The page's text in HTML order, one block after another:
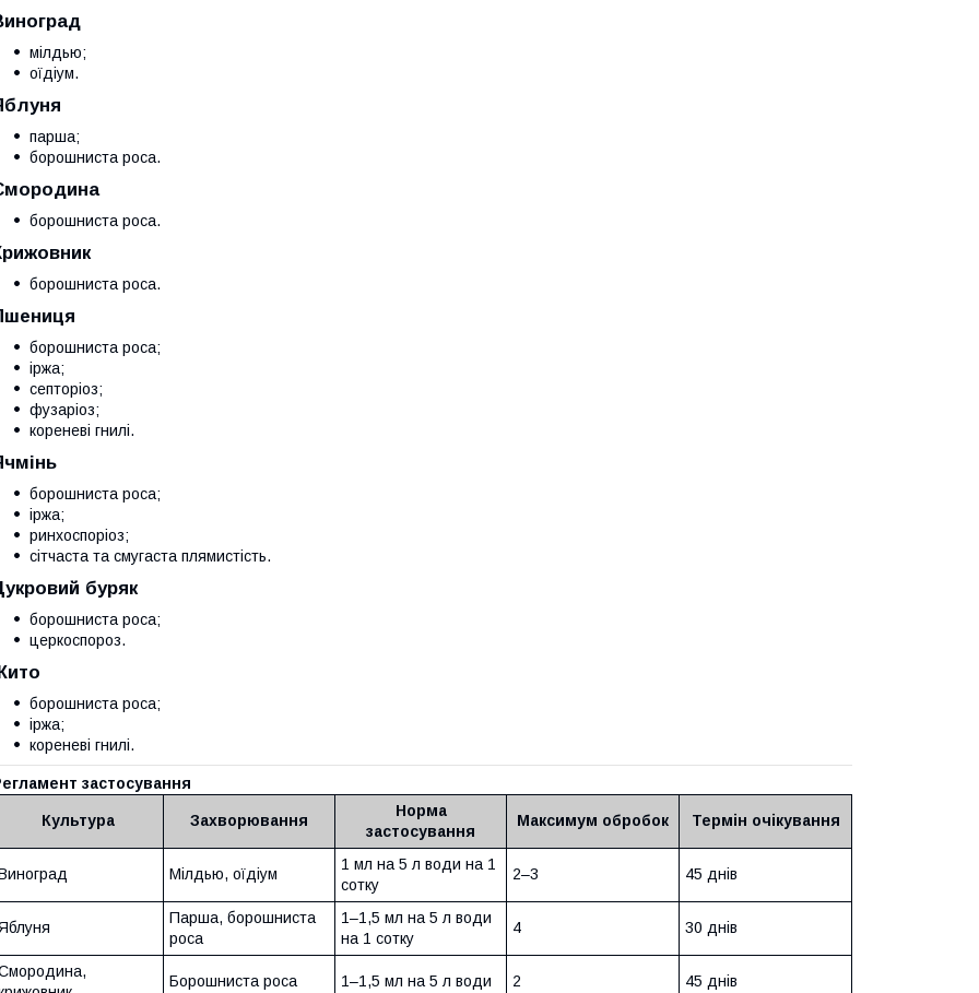
мілдью;
оїдіум.
парша;
борошниста роса.
борошниста роса.
борошниста роса.
борошниста роса;
іржа;
септоріоз;
фузаріоз;
кореневі гнилі.
борошниста роса;
іржа;
ринхоспоріоз;
сітчаста та смугаста плямистість.
буряк
борошниста роса;
церкоспороз.
борошниста роса;
іржа;
кореневі гнилі.
застосування
Культура Захворювання
Норма
застосування
Максимум обробок Термін очікування
Мілдью, оїдіум
1 мл на 5 л води на 1
сотку
2–3 45 днів
Парша, борошниста
роса
1–1,5 мл на 5 л води
на 1 сотку
4 30 днів
Борошниста роса 1–1,5 мл на 5 л води 2 45 днів